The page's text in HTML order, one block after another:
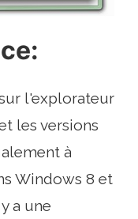
l'explorateur
les versions
à
Windows 8 et
a une